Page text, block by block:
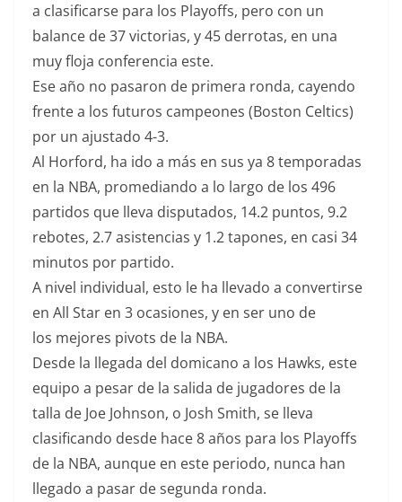
a clasificarse para los Playoffs, pero con un
balance de 37 victorias, y 45 derrotas, en una
muy floja conferencia este.
Ese año no pasaron de primera ronda, cayendo
frente a los futuros campeones (Boston Celtics)
por un ajustado 4-3.
Al Horford, ha ido a más en sus ya 8 temporadas
en la NBA, promediando a lo largo de los 496
partidos que lleva disputados, 14.2 puntos, 9.2
rebotes, 2.7 asistencias y 1.2 tapones, en casi 34
minutos por partido.
A nivel individual, esto le ha llevado a convertirse
en All Star en 3 ocasiones, y en ser uno de
los mejores pivots de la NBA.
Desde la llegada del domicano a los Hawks, este
equipo a pesar de la salida de jugadores de la
talla de Joe Johnson, o Josh Smith, se lleva
clasificando desde hace 8 años para los Playoffs
de la NBA, aunque en este periodo, nunca han
llegado a pasar de segunda ronda.